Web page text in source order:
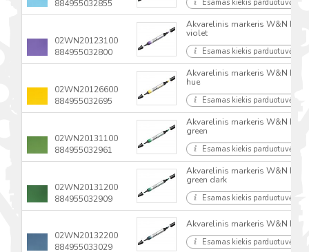
884955032855
Esamas kiekis parduotuvėse
02WN20123100
884955032800
Akvarelinis markeris W&N
violet
Esamas kiekis parduotuvėse
02WN20126600
884955032695
Akvarelinis markeris W&N
hue
Esamas kiekis parduotuvėse
02WN20131100
884955032961
Akvarelinis markeris W&N
green
Esamas kiekis parduotuvėse
02WN20131200
884955032909
Akvarelinis markeris W&N
green dark
Esamas kiekis parduotuvėse
02WN20132200
884955033029
Akvarelinis markeris W&N
Esamas kiekis parduotuvėse